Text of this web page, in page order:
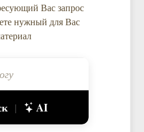
Вас запрос
нужный для Вас
| AI